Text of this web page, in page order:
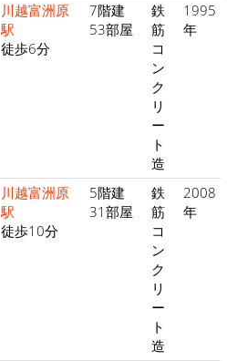
川越富洲原
駅
徒歩6分
7階建
53部屋
鉄
筋
コ
ン
ク
リ
ー
ト
造
1995
年
川越富洲原
駅
徒歩10分
5階建
31部屋
鉄
筋
コ
ン
ク
リ
ー
ト
造
2008
年